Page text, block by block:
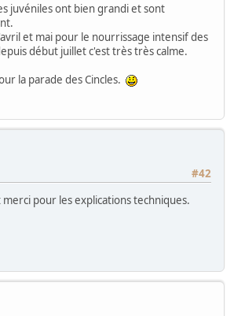
juvéniles ont bien grandi et sont
et mai pour le nourrissage intensif des
début juillet c'est très très calme.
la parade des Cincles.
#42
pour les explications techniques.